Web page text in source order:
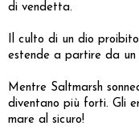
di vendetta.
Il culto di un dio
estende a partire da un
Mentre Saltmarsh
diventano più forti. Gli
mare al sicuro!